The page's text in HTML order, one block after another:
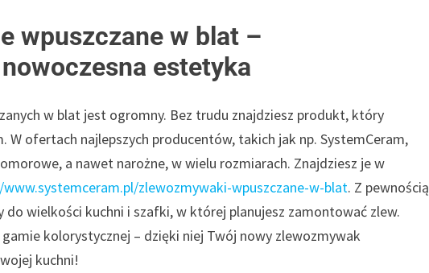
wpuszczane w blat –
estetyka
w blat jest ogromny. Bez trudu znajdziesz produkt, który
ofertach najlepszych producentów, takich jak np. SystemCeram,
a nawet narożne, w wielu rozmiarach. Znajdziesz je w
zlewozmywaki-wpuszczane-w-blat. Z pewnością
wielkości kuchni i szafki, w której planujesz zamontować zlew.
kolorystycznej – dzięki niej Twój nowy zlewozmywak
kuchni!